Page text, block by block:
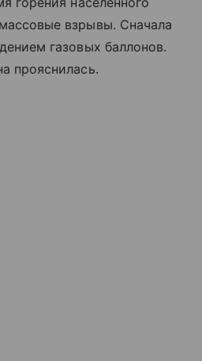
взрывы. Сначала
газовых баллонов.
прояснилась.